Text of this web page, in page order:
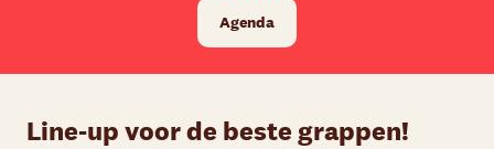
Agenda
Line-up voor de beste grappen!